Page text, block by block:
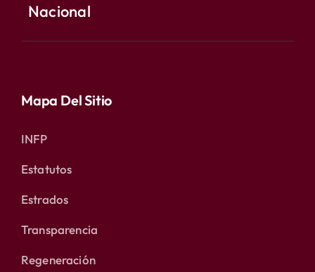
Nacional
Mapa Del Sitio
INFP
Estatutos
Estrados
Transparencia
Regeneración